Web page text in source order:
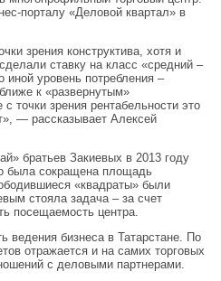
порталу «Деловой квартал» в
зрения конструктива, хотя и
ставку на класс «средний –
иной уровень потребления –
к «развернутым»
точки зрения рентабельности это
— рассказывает Алексей
братьев Закиевых в 2013 году
была сокращена площадь
«квадраты» были
стояла задача – за счет
посещаемость центра.
ведения бизнеса в Татарстане. По
отражается и на самих торговых
с деловыми партнерами.